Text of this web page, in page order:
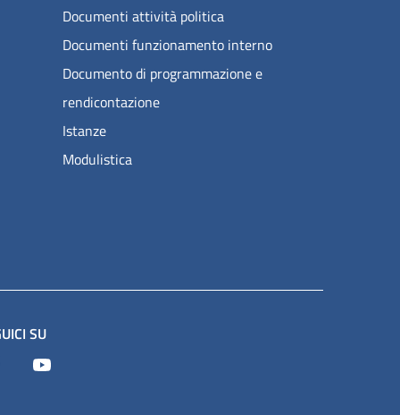
Documenti attività politica
Documenti funzionamento interno
Documento di programmazione e
rendicontazione
Istanze
Modulistica
SU
Facebook